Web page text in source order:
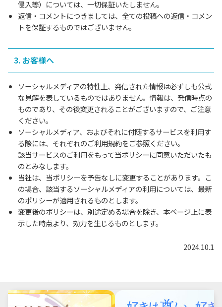
侵入等）については、一切保証いたしません。
返信・コメントにつきましては、全ての投稿への返信・コメン
トを保証するものではございません。
3. お客様へ
ソーシャルメディアの特性上、発信された情報は必ずしも公式
な見解を表しているものではありません。情報は、発信時点の
ものであり、その後変更されることがございますので、ご注意
ください。
ソーシャルメディア、およびそれに付随するサービスを利用す
る際には、それぞれのご利用規約をご参照ください。
該当サービスのご利用をもって当ポリシーに同意いただいたも
のとみなします。
当社は、当ポリシーを予告なしに変更することがあります。こ
の場合、該当するソーシャルメディアの利用については、最新
のポリシーが適用されるものとします。
変更後のポリシーは、別途定める場合を除き、本ページ上に表
示した時点より、効力を生じるものとします。
2024.10.1